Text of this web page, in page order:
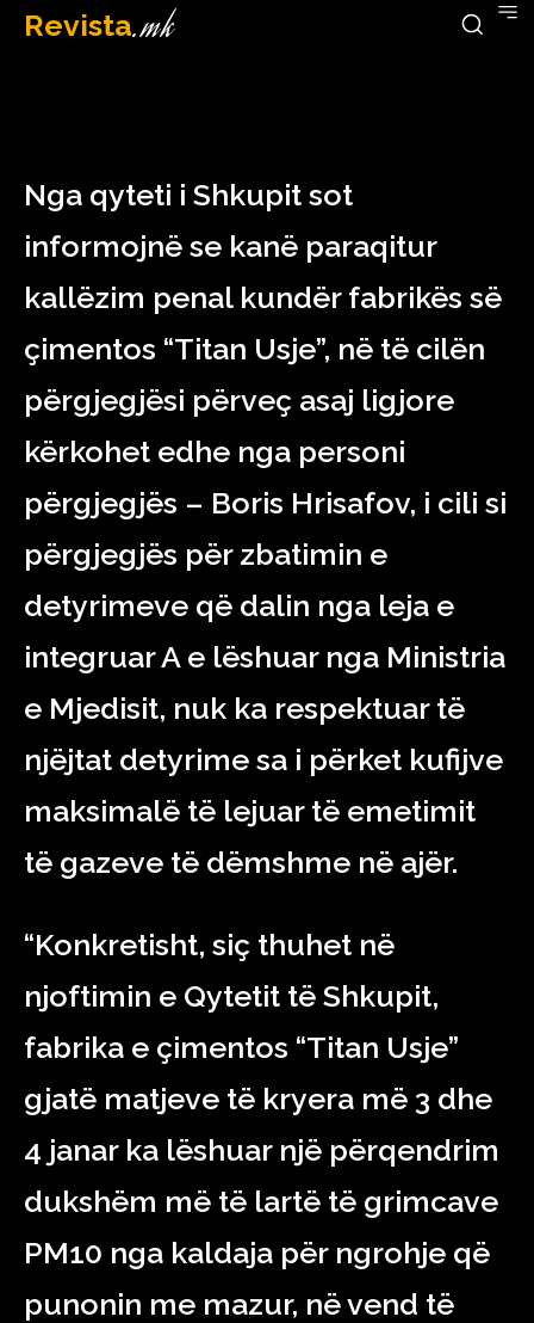
Revista.mk
January 18, 2023
Nga qyteti i Shkupit sot
informojnë se kanë paraqitur
kallëzim penal kundër fabrikës së
çimentos “Titan Usje”, në të cilën
përgjegjësi përveç asaj ligjore
kërkohet edhe nga personi
përgjegjës – Boris Hrisafov, i cili si
përgjegjës për zbatimin e
detyrimeve që dalin nga leja e
integruar A e lëshuar nga Ministria
e Mjedisit, nuk ka respektuar të
njëjtat detyrime sa i përket kufijve
maksimalë të lejuar të emetimit
të gazeve të dëmshme në ajër.
“Konkretisht, siç thuhet në
njoftimin e Qytetit të Shkupit,
fabrika e çimentos “Titan Usje”
gjatë matjeve të kryera më 3 dhe
4 janar ka lëshuar një përqendrim
dukshëm më të lartë të grimcave
PM10 nga kaldaja për ngrohje që
punonin me mazur, në vend të